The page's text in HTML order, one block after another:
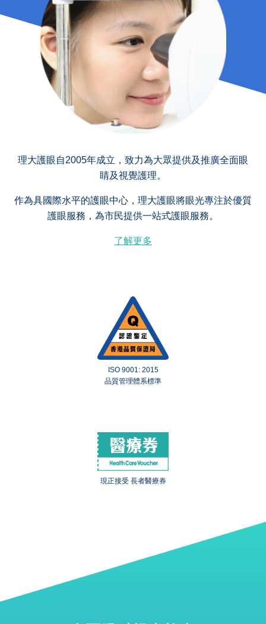
理大護眼自2005年成立，致力為大眾提供及推廣全面眼
睛及視覺護理。
作為具國際水平的護眼中心，理大護眼將眼光專注於優質
護眼服務，為市民提供一站式護眼服務。
了解更多
ISO 9001: 2015
品質管理體系標準
現正接受 長者醫療券